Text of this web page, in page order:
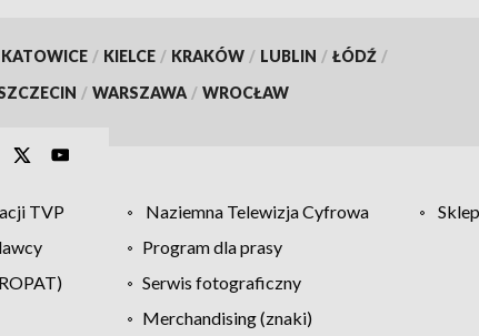
KATOWICE / KIELCE / KRAKÓW / LUBLIN / ŁÓDŹ /
/ WARSZAWA / WROCŁAW
TVP Naziemna Telewizja Cyfrowa
Program dla prasy
Serwis fotograficzny
Merchandising (znaki)